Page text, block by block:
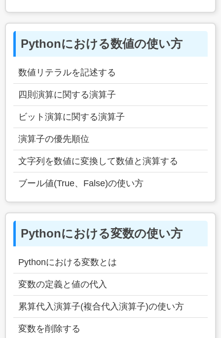
Pythonにおける数値の使い方
数値リテラルを記述する
四則演算に関する演算子
ビット演算に関する演算子
演算子の優先順位
文字列を数値に変換して数値と演算する
ブール値(True、False)の使い方
Pythonにおける変数の使い方
Pythonにおける変数とは
変数の定義と値の代入
累算代入演算子(複合代入演算子)の使い方
変数を削除する